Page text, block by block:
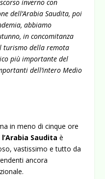
inverno con
dell’Arabia Saudita, poi
abbiamo
in concomitanza
turismo della remota
più importante del
dell’intero Medio
in meno di cinque ore
l’Arabia Saudita è
vastissimo e tutto da
ancora